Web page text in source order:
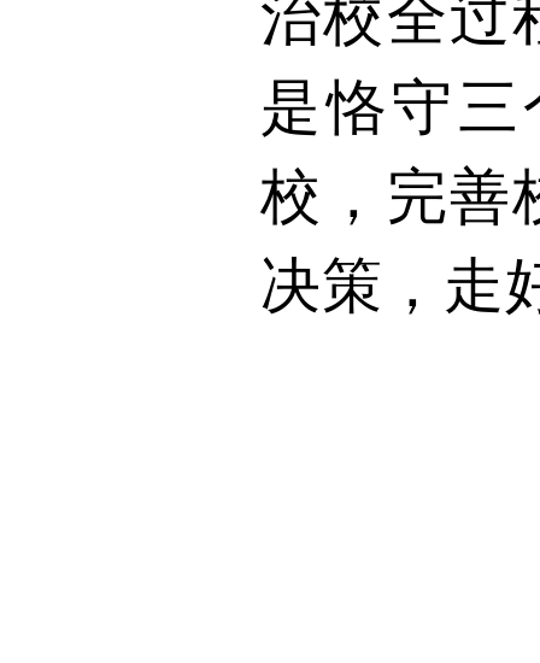
治校全过
是恪守
校，完善
决策，走